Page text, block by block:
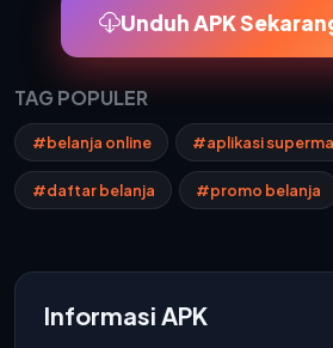
Unduh APK
TAG POPULER
#belanja online #aplikasi
#daftar belanja #promo belanja
Informasi APK